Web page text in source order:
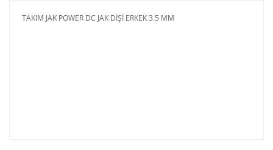
TAKIM JAK POWER DC JAK DİŞİ ERKEK 3.5 MM